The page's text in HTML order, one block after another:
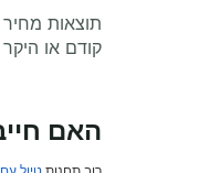
תוצאות מחיר
קודם או
האם
רוב תחנותטיול